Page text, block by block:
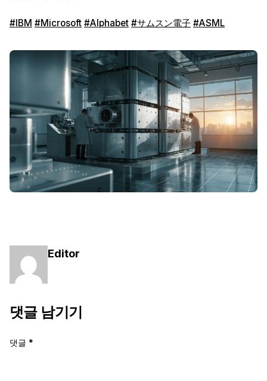
#IBM #Microsoft #Alphabet #サムスン電子 #ASML
Editor
댓글 남기기
댓글 *